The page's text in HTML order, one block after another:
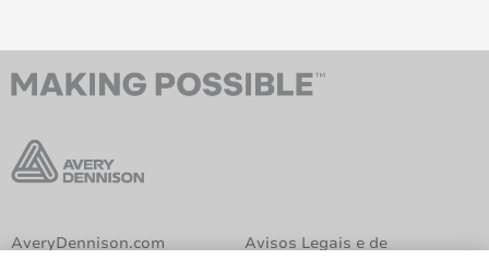
AveryDennison.com
Avisos Legais e de